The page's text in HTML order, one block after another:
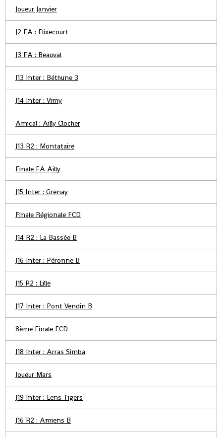
Joueur Janvier
J2 FA : Flixecourt
J3 FA : Beauval
J13 Inter : Béthune 3
J14 Inter : Vimy
Amical : Ailly Clocher
J13 R2 : Montataire
Finale FA Ailly
J15 Inter : Grenay
Finale Régionale FCD
J14 R2 : La Bassée B
J16 Inter : Péronne B
J15 R2 : Lille
J17 Inter : Pont Vendin B
8ème Finale FCD
J18 Inter : Arras Simba
Joueur Mars
J19 Inter : Lens Tigers
J16 R2 : Amiens B